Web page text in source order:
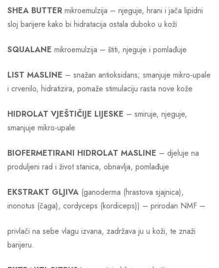
SHEA BUTTER mikroemulzija – njeguje, hrani i jača lipidni
sloj barijere kako bi hidratacija ostala duboko u koži​
SQUALANE mikroemulzija – štiti, njeguje i pomlađuje​
LIST MASLINE – snažan antioksidans; smanjuje mikro-upale
i crvenilo, hidratizira, pomaže stimulaciju rasta nove kože​
HIDROLAT VJEŠTIČIJE LIJESKE – smiruje, njeguje,
smanjuje mikro-upale​
BIOFERMETIRANI HIDROLAT MASLINE – djeluje na
produljeni rad i život stanica, obnavlja, pomlađuje​
EKSTRAKT GLJIVA (ganoderma (hrastova sjajnica),
inonotus (čaga), cordyceps (kordiceps)) – prirodan NMF – ​
privlači na sebe vlagu izvana, zadržava ju u koži, te znaži
barijeru. ​